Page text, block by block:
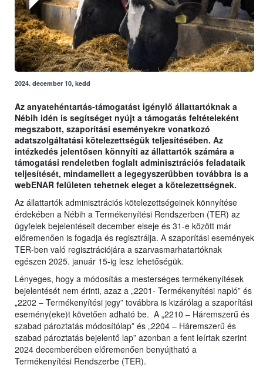
2024. december 10, kedd
Az anyatehéntartás-támogatást igénylő állattartóknak a
Nébih idén is segítséget nyújt a támogatás feltételeként
megszabott, szaporítási eseményekre vonatkozó
adatszolgáltatási kötelezettségük teljesítésében. Az
intézkedés jelentősen könnyíti az állattartók számára a
támogatási rendeletben foglalt adminisztrációs feladataik
teljesítését, mindamellett a legegyszerűbben továbbra is a
webENAR felületen tehetnek eleget a kötelezettségnek.
Az állattartók adminisztrációs kötelezettségeinek könnyítése
érdekében a Nébih a Termékenyítési Rendszerben (TER) az
ügyfelek bejelentéseit december elseje és 31-e között már
előremenően is fogadja és regisztrálja. A szaporítási események
TER-ben való regisztrációjára a szarvasmarhatartóknak
egészen 2025. január 15-ig lesz lehetőségük.
Lényeges, hogy a módosítás a mesterséges termékenyítések
bejelentését nem érinti, azaz a „2201- Termékenyítési napló” és
„2202 – Termékenyítési jegy” továbbra is kizárólag a szaporítási
esemény(eke)t követően adható be. A „2210 – Háremszerű és
szabad pároztatás módosítólap” és „2204 – Háremszerű és
szabad pároztatás bejelentő lap” azonban a fent leírtak szerint
2024 decemberében előremenően benyújtható a
Termékenyítési Rendszerbe (TER).